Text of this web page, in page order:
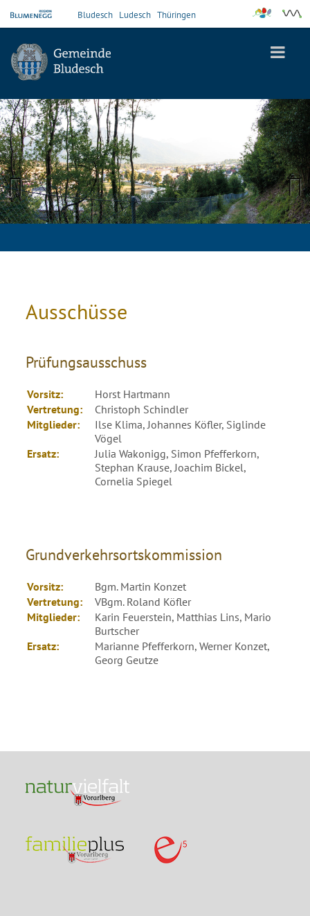
Bludesch Ludesch Thüringen
Previous Next
Ausschüsse
Prüfungsausschuss
Vorsitz:
Horst Hartmann
Vertretung:
Christoph Schindler
Mitglieder:
Ilse Klima, Johannes Köfler, Siglinde
Vögel
Ersatz:
Julia Wakonigg, Simon Pfefferkorn,
Stephan Krause, Joachim Bickel,
Cornelia Spiegel
Grundverkehrsortskommission
Vorsitz:
Bgm. Martin Konzet
Vertretung:
VBgm. Roland Köfler
Mitglieder:
Karin Feuerstein, Matthias Lins, Mario
Burtscher
Ersatz:
Marianne Pfefferkorn, Werner Konzet,
Georg Geutze